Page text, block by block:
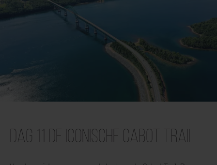
Dag 11 De iconische Cabot Trail